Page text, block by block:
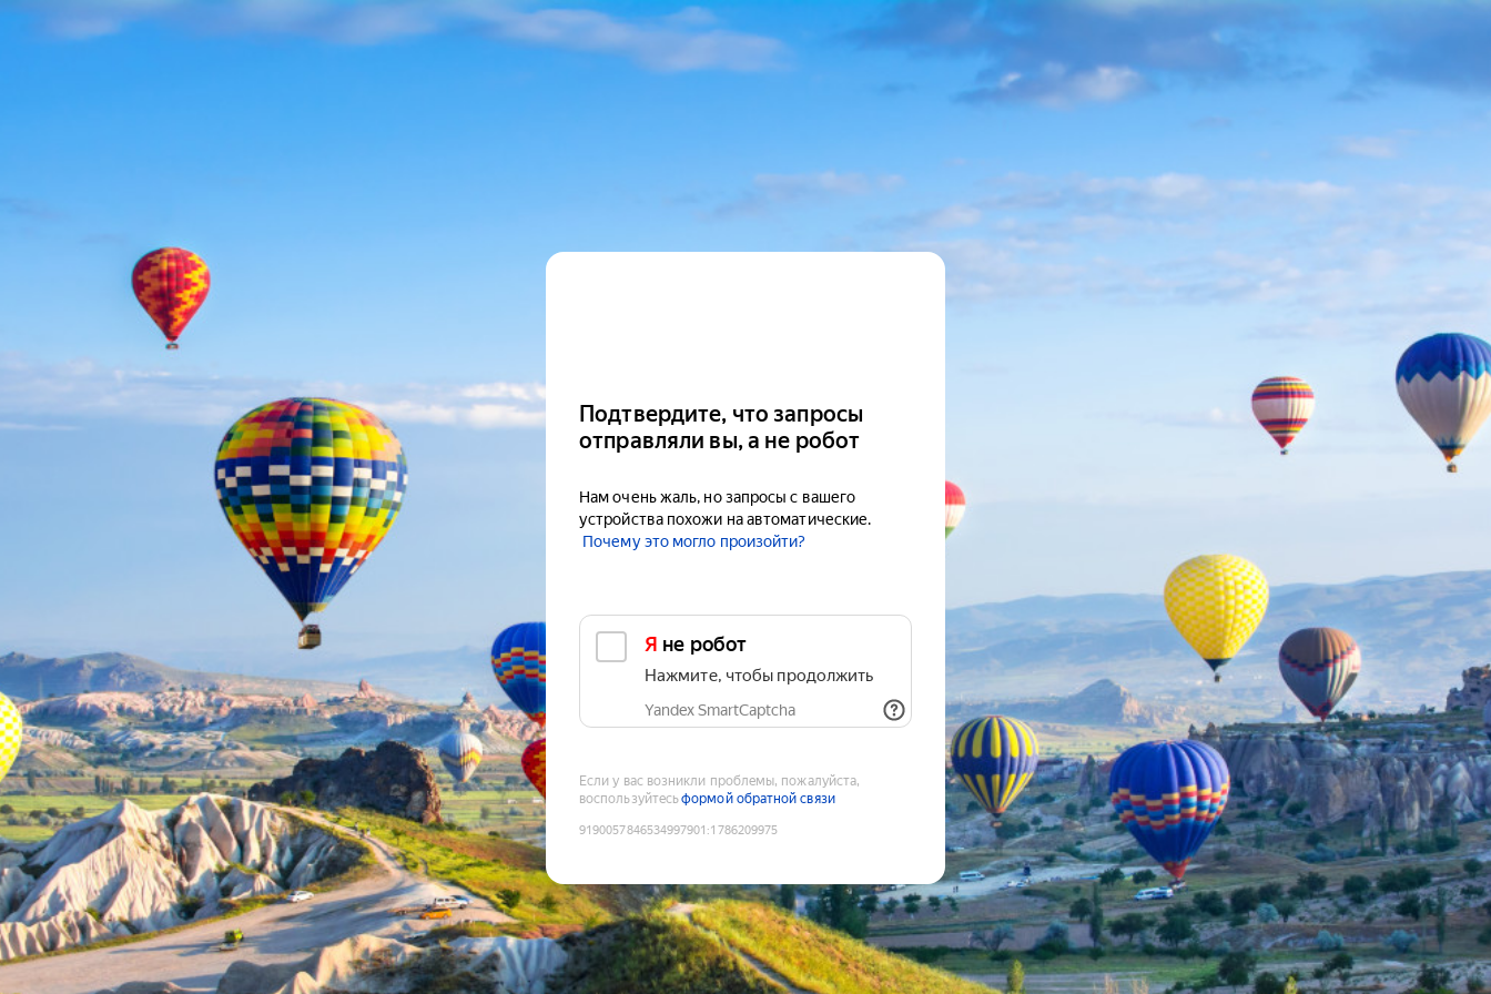
Подтвердите, что запросы
отправляли вы, а не робот
Нам очень жаль, но запросы с вашего
устройства похожи на автоматические.
Почему это могло произойти?
Я не робот
Нажмите, чтобы продолжить
Yandex SmartCaptcha
Если у вас возникли проблемы, пожалуйста,
воспользуйтесьформой обратной связи
9190057846534997901 :1786209975